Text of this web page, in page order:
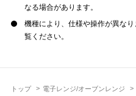
トップ 電子レンジ/オーブンレンジ
なる場合があります。
機種により、仕様や操作が異な
覧ください。